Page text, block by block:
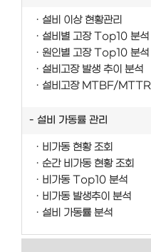
설비 이상 현황관리
설비별 고장 Top10 분석
원인별 고장 Top10 분석
설비고장 발생 추이 분석
설비고장 MTBF/MTTR
설비 가동률 관리
비가동 현황 조회
순간 비가동 현황 조회
비가동 Top10 분석
비가동 발생추이 분석
설비 가동률 분석